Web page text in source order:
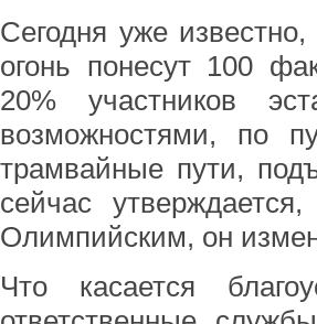
Сегодня уже
огонь понесут 100
20% участников
возможностями, по
трамвайные пути,
сейчас
Олимпийским, он
Что касается